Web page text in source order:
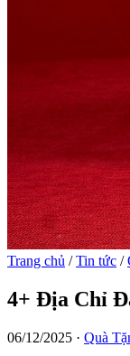
Trang chủ / Tin tức /
4+ Địa Chỉ
06/12/2025 · Quà